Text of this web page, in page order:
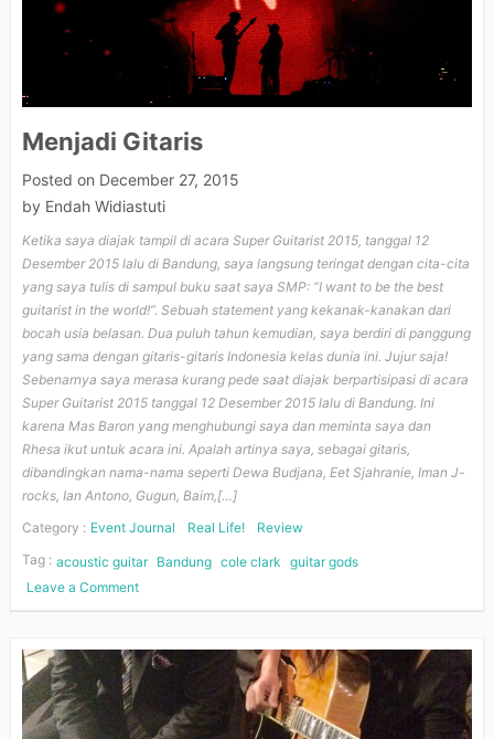
Panda
Menjadi Gitaris
Posted on December 27, 2015
by Endah Widiastuti
Ketika saya diajak tampil di acara Super Guitarist 2015, tanggal 12
Desember 2015 lalu di Bandung, saya langsung teringat dengan cita-cita
yang saya tulis di sampul buku saat saya SMP: “I want to be the best
guitarist in the world!”. Sebuah statement yang kekanak-kanakan dari
bocah usia belasan. Dua puluh tahun kemudian, saya berdiri di panggung
yang sama dengan gitaris-gitaris Indonesia kelas dunia ini. Jujur saja!
Sebenarnya saya merasa kurang pede saat diajak berpartisipasi di acara
Super Guitarist 2015 tanggal 12 Desember 2015 lalu di Bandung. Ini
karena Mas Baron yang menghubungi saya dan meminta saya dan
Rhesa ikut untuk acara ini. Apalah artinya saya, sebagai gitaris,
dibandingkan nama-nama seperti Dewa Budjana, Eet Sjahranie, Iman J-
rocks, Ian Antono, Gugun, Baim,[…]
Category : Event Journal Real Life!
Review
Tag : acoustic guitar Bandung cole clark guitar gods
Leave a Commenton
Menjadi